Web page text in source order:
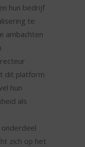
hun bedrijf
te
ambachten
dit platform
hun
als
zich op het